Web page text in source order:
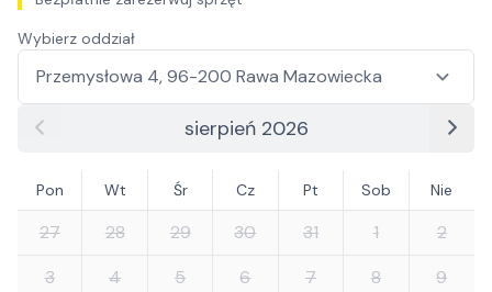
Wybierz oddział
sierpień 2026
Pon Wt Śr Cz Pt Sob Nie
27 28 29 30 31 1
2
3
4 5 6 7 8
9